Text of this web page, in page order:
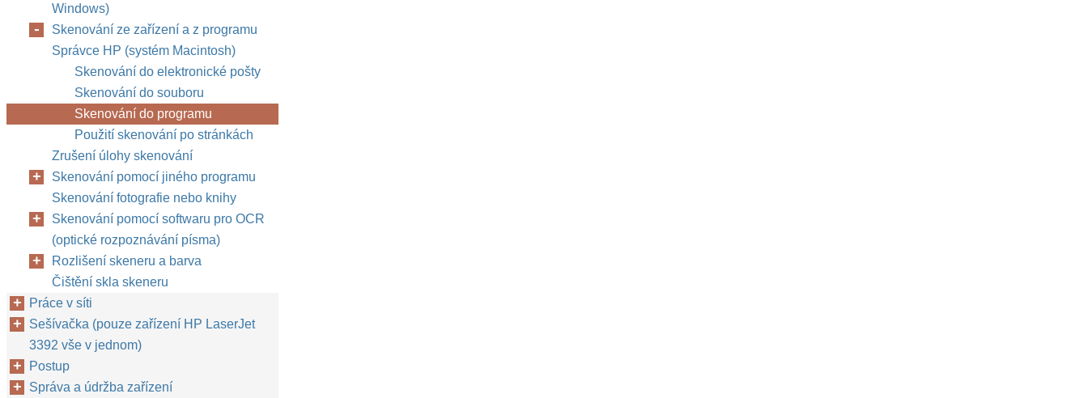
Windows)
Skenování ze zařízení a z programu
Správce HP (systém Macintosh)
Skenování do elektronické pošty
Skenování do souboru
Skenování do programu
Použití skenování po stránkách
Zrušení úlohy skenování
Skenování pomocí jiného programu
Skenování fotografie nebo knihy
Skenování pomocí softwaru pro OCR
(optické rozpoznávání písma)
Rozlišení skeneru a barva
Čištění skla skeneru
Práce v síti
Sešívačka (pouze zařízení HP LaserJet
3392 vše v jednom)
Postup
Správa a údržba zařízení